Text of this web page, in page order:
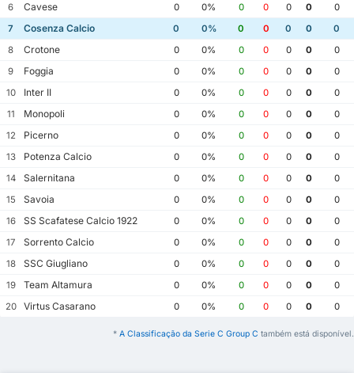
6
Cavese 0 0% 0 0 0 0
0
7
Cosenza Calcio 0 0% 0 0 0 0
0
8
Crotone 0 0% 0 0 0 0
0
9
Foggia 0 0% 0 0 0 0
0
10
Inter II 0 0% 0 0 0 0
0
11
Monopoli 0 0% 0 0 0 0
0
12
Picerno 0 0% 0 0 0 0
0
13
Potenza Calcio 0 0% 0 0 0 0
0
14
Salernitana 0 0% 0 0 0 0
0
15
Savoia 0 0% 0 0 0 0
0
16
SS Scafatese Calcio 1922 0 0% 0 0 0 0
0
17
Sorrento Calcio 0 0% 0 0 0 0
0
18
SSC Giugliano 0 0% 0 0 0 0
0
19
Team Altamura 0 0% 0 0 0 0
0
20
Virtus Casarano 0 0% 0 0 0 0 0
* A Classificação da Serie C Group C também está disponível.